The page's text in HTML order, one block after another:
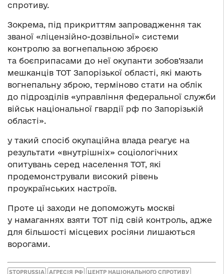
спротиву.
Зокрема, під прикриттям запровадження так
званої «ліцензійно-дозвільної» системи
контролю за вогнепальною зброєю
та боєприпасами до неї окупанти зобов’язали
мешканців ТОТ Запорізької області, які мають
вогнепальну зброю, терміново стати на облік
до підрозділів «управління федеральної служби
військ національної гвардії рф по Запорізькій
області».
у такий спосіб окупаційна влада реагує на
результати «внутрішніх» соціологічних
опитувань серед населення ТОТ, які
продемонстрували високий рівень
проукраїнських настроїв.
Проте ці заходи не допоможуть москві
у намаганнях взяти ТОТ під свій контроль, адже
для більшості місцевих росіяни лишаються
ворогами.
STOPRUSSIA АГРЕСІЯ РФ ЦЕНТР НАЦІОНАЛЬНОГО СПРОТИВУ